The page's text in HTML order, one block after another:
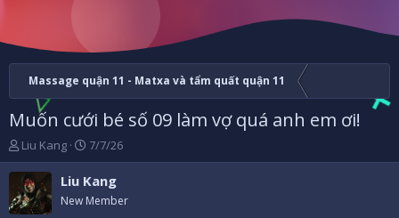
Massage quận 11 - Matxa và tẩm quất quận 11
Muốn cưới bé số 09 làm vợ quá anh em ơi!
B
ắ
t
đ
ầ
Liu Kang
N
g
à
b
7/7/26
Liu Kang
New Member